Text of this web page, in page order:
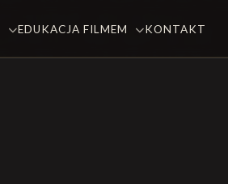
EDUKACJA FILMEM KONTAKT